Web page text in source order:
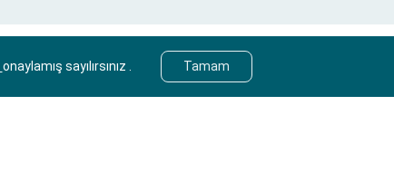
onaylamış sayılırsınız . Tamam